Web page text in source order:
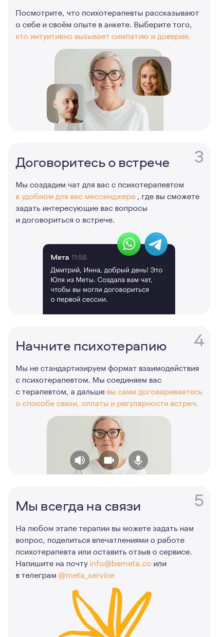
Посмотрите, что психотерапевты рассказывают
о себе и своём опыте в анкете. Выберите того,
кто интуитивно вызывает симпатию и доверие.
3
Договоритесь о встрече
Мы создадим чат для вас с психотерапевтом
в удобном для вас мессенджере , где вы сможете
задать интересующие вас вопросы
и договориться о встрече.
4
Начните психотерапию
Мы не стандартизируем формат взаимодействия
с психотерапевтом. Мы соединяем вас
с терапевтом, а дальше вы сами договариваетесь
о способе связи, оплаты и регулярности встреч.
5
Мы всегда на связи
На любом этапе терапии вы можете задать нам
вопрос, поделиться впечатлениями о работе
психотерапевта или оставить отзыв о сервисе.
Напишите на почту info@bemeta.co или
в телеграм @meta_service